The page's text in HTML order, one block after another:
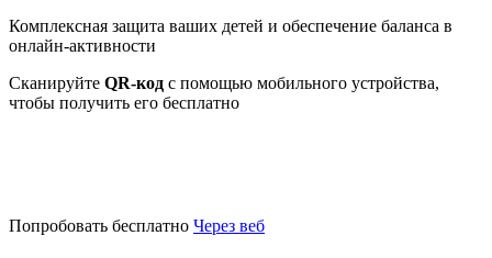
Комплексная защита ваших детей и обеспечение баланса в
онлайн-активности
Сканируйте QR-код с помощью мобильного устройства,
чтобы получить его бесплатно
Попробовать бесплатно Через веб